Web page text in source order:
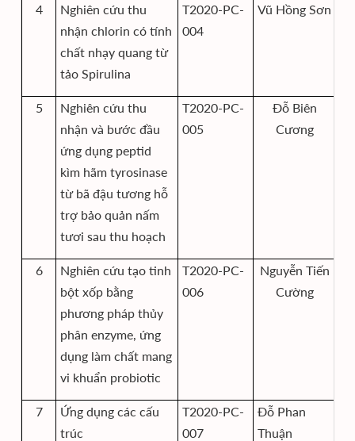
4
Nghiên cứu thu
nhận chlorin có tính
chất nhạy quang từ
tảo Spirulina
T2020-PC-
004
Vũ Hồng Sơn
5
Nghiên cứu thu
nhận và bước đầu
ứng dụng peptid
kìm hãm tyrosinase
từ bã đậu tương hỗ
trợ bảo quản nấm
tươi sau thu hoạch
T2020-PC-
005
Đỗ Biên
Cương
6
Nghiên cứu tạo tinh
bột xốp bằng
phương pháp thủy
phân enzyme, ứng
dụng làm chất mang
vi khuẩn probiotic
T2020-PC-
006
Nguyễn Tiến
Cường
7
Ứng dụng các cấu
trúc
T2020-PC-
007
Đỗ Phan
Thuận